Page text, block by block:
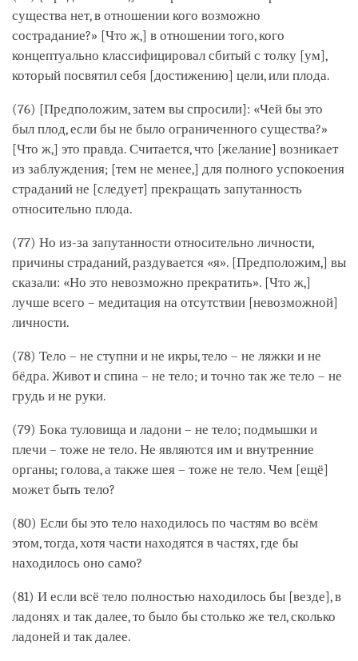
существа нет, в отношении кого возможно
сострадание?» [Что ж,] в отношении того, кого
концептуально классифицировал сбитый с толку [ум],
который посвятил себя [достижению] цели, или плода.
(76) [Предположим, затем вы спросили]: «Чей бы это
был плод, если бы не было ограниченного существа?»
[Что ж,] это правда. Считается, что [желание] возникает
из заблуждения; [тем не менее,] для полного успокоения
страданий не [следует] прекращать запутанность
относительно плода.
(77) Но из-за запутанности относительно личности,
причины страданий, раздувается «я». [Предположим,] вы
сказали: «Но это невозможно прекратить». [Что ж,]
лучше всего – медитация на отсутствии [невозможной]
личности.
(78) Тело – не ступни и не икры, тело – не ляжки и не
бёдра. Живот и спина – не тело; и точно так же тело – не
грудь и не руки.
(79) Бока туловища и ладони – не тело; подмышки и
плечи – тоже не тело. Не являются им и внутренние
органы; голова, а также шея – тоже не тело. Чем [ещё]
может быть тело?
(80) Если бы это тело находилось по частям во всём
этом, тогда, хотя части находятся в частях, где бы
находилось оно само?
(81) И если всё тело полностью находилось бы [везде], в
ладонях и так далее, то было бы столько же тел, сколько
ладоней и так далее.